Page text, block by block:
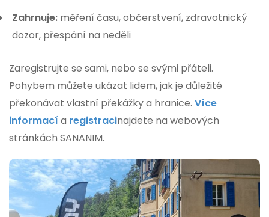
Zahrnuje: měření času, občerstvení, zdravotnický
dozor, přespání na neděli
Zaregistrujte se sami, nebo se svými přáteli.
Pohybem můžete ukázat lidem, jak je důležité
překonávat vlastní překážky a hranice. Více
informací a registracinajdete na webových
stránkách SANANIM.